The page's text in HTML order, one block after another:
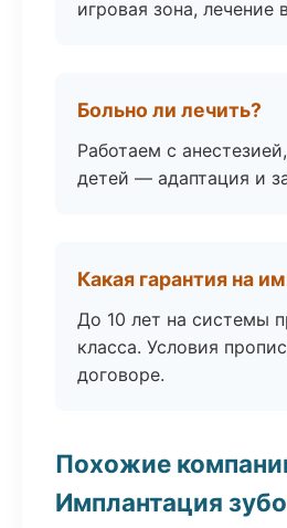
игровая зона, лечение
Больно ли лечить?
Работаем с
детей — адаптация и
Какая гарантия на
До 10 лет на системы
класса. Условия
договоре.
Похожие
Имплантация